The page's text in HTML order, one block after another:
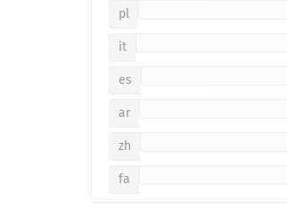
pl
it
es
ar
zh
fa